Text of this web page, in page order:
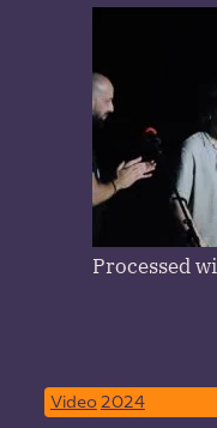
Video 2024
Processed